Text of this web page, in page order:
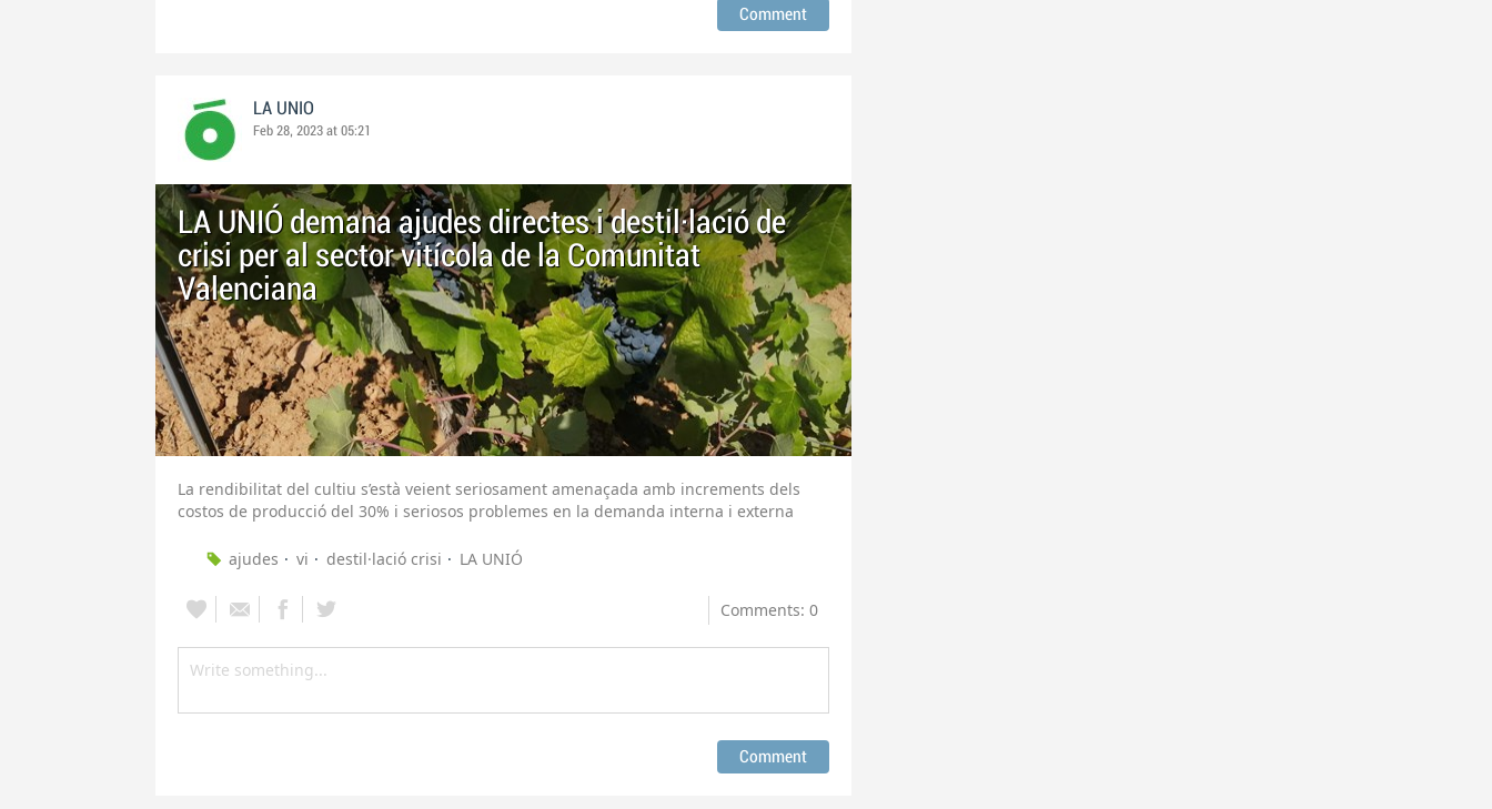
LA UNIO
Feb 28, 2023 at 05:21
LA UNIÓ demana ajudes directes i destil·lació de
crisi per al sector vitícola de la Comunitat
Valenciana
La rendibilitat del cultiu s’està veient seriosament amenaçada amb increments dels
costos de producció del 30% i seriosos problemes en la demanda interna i externa
ajudes vi destil·lació crisi LA UNIÓ
Comments: 0